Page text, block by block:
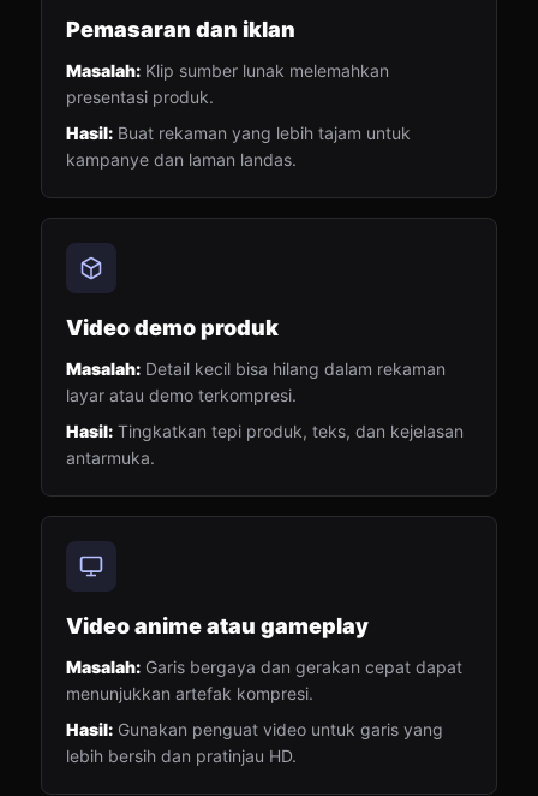
Pemasaran dan iklan
Masalah: Klip sumber lunak melemahkan
presentasi produk.
Hasil: Buat rekaman yang lebih tajam untuk
kampanye dan laman landas.
Video demo produk
Masalah: Detail kecil bisa hilang dalam rekaman
layar atau demo terkompresi.
Hasil: Tingkatkan tepi produk, teks, dan kejelasan
antarmuka.
Video anime atau gameplay
Masalah: Garis bergaya dan gerakan cepat dapat
menunjukkan artefak kompresi.
Hasil: Gunakan penguat video untuk garis yang
lebih bersih dan pratinjau HD.